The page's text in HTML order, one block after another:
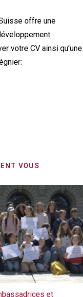
offre une
votre CV ainsi qu’une
VOUS
et